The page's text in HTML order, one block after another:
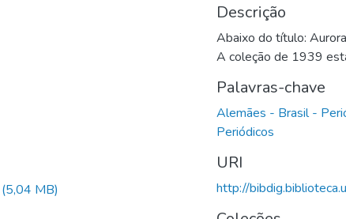
(5,04 MB)
Descrição
Abaixo do título:
A coleção de 1939
Palavras-chave
Alemães - Brasil -
Periódicos
URI
http://